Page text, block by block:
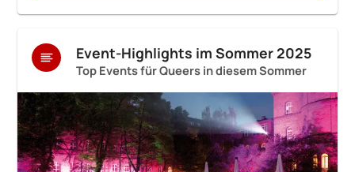
Event-Highlights im Sommer 2025
Top Events für Queers in diesem Sommer